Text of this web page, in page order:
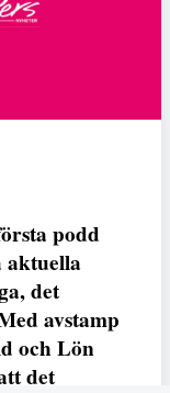
podd
aktuella
det
avstamp
och Lön
det